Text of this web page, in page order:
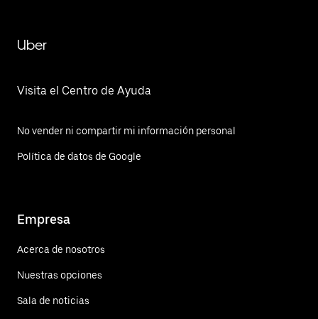
Uber
Visita el Centro de Ayuda
No vender ni compartir mi información personal
Política de datos de Google
Empresa
Acerca de nosotros
Nuestras opciones
Sala de noticias